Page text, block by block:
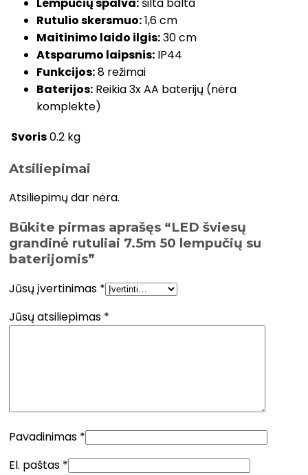
Rutulio skersmuo:1,6 cm
Maitinimo laido ilgis:30 cm
Atsparumo laipsnis: IP44
Funkcijos:8 režimai
Baterijos: Reikia 3x AA baterijų (nėra
komplekte)
Svoris0.2 kg
Atsiliepimai
Atsiliepimų dar nėra.
Būkite pirmas aprašęs “LED šviesų
grandinė rutuliai 7.5m 50 lempučių su
baterijomis”
Jūsų įvertinimas *
Jūsų atsiliepimas *
Pavadinimas *
El. paštas *